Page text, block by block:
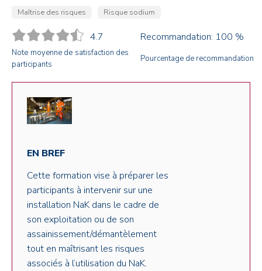
Maîtrise des risques
Risque sodium
4.7 Recommandation: 100 %
Note moyenne de satisfaction des
participants
Pourcentage de recommandation
EN BREF
Cette formation vise à préparer les
participants à intervenir sur une
installation NaK dans le cadre de
son exploitation ou de son
assainissement/démantèlement
tout en maîtrisant les risques
associés à l’utilisation du NaK.